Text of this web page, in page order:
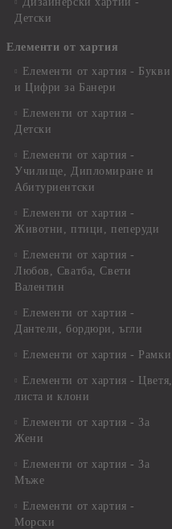
Детски
Елементи от хартия
Елементи от хартия - Букви
и Цифри за Банери
Елементи от хартия -
Детски
Елементи от хартия -
Училище, Дипломиране и
Абитуриентски
Елементи от хартия -
Животни, птици, пеперуди
Елементи от хартия -
Любов, Сватба, Свети
Валентин
Елементи от хартия -
Дантели, бордюри, ъгли
Елементи от хартия - Рамки
Елементи от хартия - Цветя,
листа и клони
Елементи от хартия - За
Жени
Елементи от хартия - За
Мъже
Елементи от хартия -
Морски